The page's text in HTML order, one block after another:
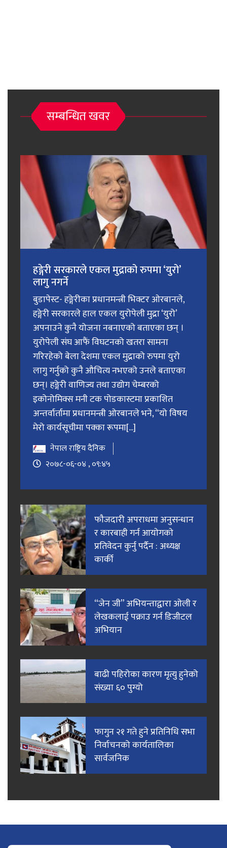
सम्बन्धित खवर
हङ्गेरी सरकारले एकल मुद्राको रुपमा ‘युरो’
लागु नगर्ने
बुडापेस्ट- हङ्गेरीका प्रधानमन्त्री भिक्टर ओरबानले,
हङ्गेरी सरकारले हाल एकल युरोपेली मुद्रा ‘युरो’
अपनाउने कुनै योजना नबनाएको बताएका छन् ।
युरोपेली संघ आफैं विघटनको खतरा सामना
गरिरहेको बेला देशमा एकल मुद्राको रुपमा युरो
लागु गर्नुको कुनै औचित्य नभएको उनले बताएका
छन्। हङ्गेरी वाणिज्य तथा उद्योग चेम्बरको
इकोनोमिक्स मनी टक पोडकास्टमा प्रकाशित
अन्तर्वार्तामा प्रधानमन्त्री ओरबानले भने, “यो विषय
मेरो कार्यसूचीमा पक्का रूपमा[...]
नेपाल राष्ट्रिय दैनिक
२०७८-०६-०४ , ०९:४५
फाैजदारी अपराधमा अनुसन्धान
र कारबाही गर्न आयाेगकाे
प्रतिवेदन कुर्नु पर्दैन : अध्यक्ष
कार्की
“जेन जी” अभियन्ताद्वारा ओली र
लेखकलाई पक्राउ गर्न डिजीटल
अभियान
बाढी पहिरोका कारण मृत्यु हुनेको
संख्या ६० पुग्यो
फागुन २१ गते हुने प्रतिनिधि सभा
निर्वाचनको कार्यतालिका
सार्वजनिक